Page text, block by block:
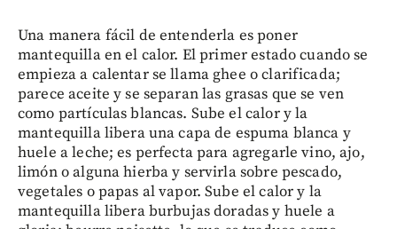
Una manera fácil de entenderla es poner
mantequilla en el calor. El primer estado cuando se
empieza a calentar se llama ghee o clarificada;
parece aceite y se separan las grasas que se ven
como partículas blancas. Sube el calor y la
mantequilla libera una capa de espuma blanca y
huele a leche; es perfecta para agregarle vino, ajo,
limón o alguna hierba y servirla sobre pescado,
vegetales o papas al vapor. Sube el calor y la
mantequilla libera burbujas doradas y huele a